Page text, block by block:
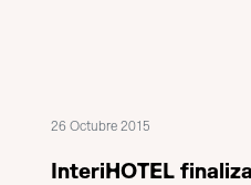
26 Octubre 2015
InteriHOTEL